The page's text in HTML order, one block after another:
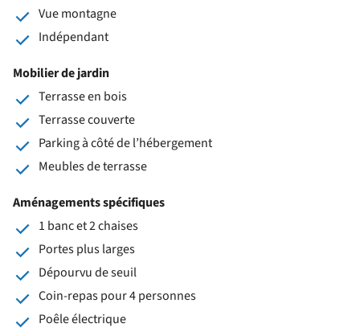
Vue montagne
Indépendant
Mobilier de jardin
Terrasse en bois
Terrasse couverte
Parking à côté de l’hébergement
Meubles de terrasse
Aménagements spécifiques
1 banc et 2 chaises
Portes plus larges
Dépourvu de seuil
Coin-repas pour 4 personnes
Poêle électrique